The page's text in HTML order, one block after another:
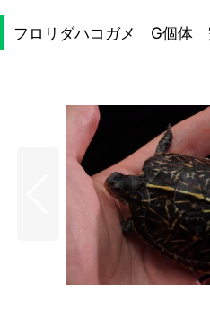
フロリダハコガメ G個体